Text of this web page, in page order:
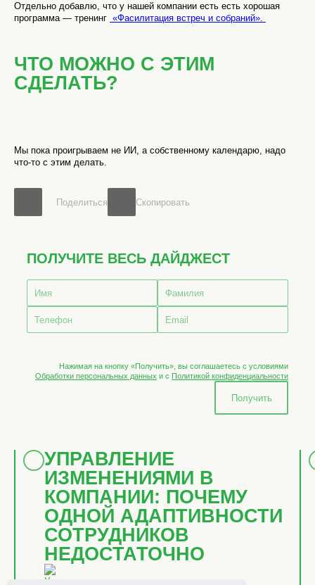
Отдельно добавлю, что у нашей компании есть есть хорошая
программа — тренинг «Фасилитация встреч и собраний».
ЧТО МОЖНО С ЭТИМ
СДЕЛАТЬ?
Мы пока проигрываем не ИИ, а собственному календарю, надо
что-то с этим делать.
Поделиться Скопировать
ПОЛУЧИТЕ ВЕСЬ ДАЙДЖЕСТ
Нажимая на кнопку «Получить», вы соглашаетесь с условиями
Обработки персональных данных и с Политикой конфиденциальности
Получить
УПРАВЛЕНИЕ
ИЗМЕНЕНИЯМИ В
КОМПАНИИ: ПОЧЕМУ
ОДНОЙ АДАПТИВНОСТИ
СОТРУДНИКОВ
НЕДОСТАТОЧНО